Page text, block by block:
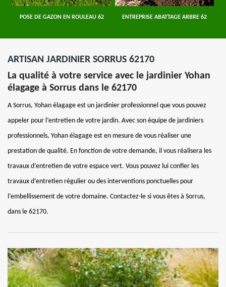
POSE DE GAZON EN ROULEAU 62 ENTREPRISE ABATTAGE ARBRE 62
ARTISAN JARDINIER SORRUS 62170
La qualité à votre service avec le jardinier Yohan
élagage à Sorrus dans le 62170
A Sorrus, Yohan élagage est un jardinier professionnel que vous pouvez
appeler pour l’entretien de votre jardin. Avec son équipe de jardiniers
professionnels, Yohan élagage est en mesure de vous réaliser une
prestation de qualité. En fonction de votre demande, il vous réalisera les
travaux d’entretien de votre espace vert. Vous pouvez lui confier les
travaux d’entretien régulier ou des interventions ponctuelles pour
l’embellissement de votre domaine. Contactez-le si vous êtes à Sorrus,
dans le 62170.